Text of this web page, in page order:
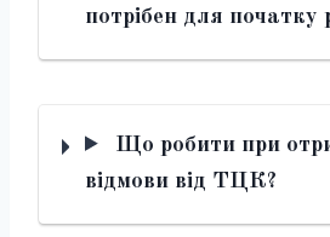
потрібен для початку
Що робити при
відмови від ТЦК?